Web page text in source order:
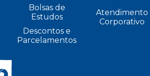
Bolsas de
Estudos
Descontos e
Parcelamentos
Atendimento
Corporativo